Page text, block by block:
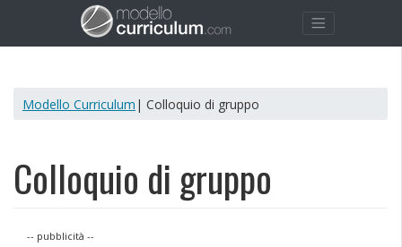
Modello Curriculum | Colloquio di gruppo
Colloquio di gruppo
-- pubblicità --